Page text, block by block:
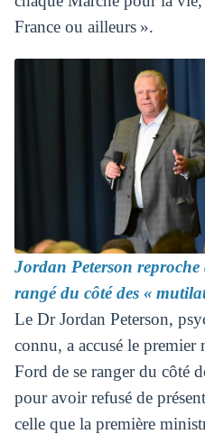
France ou ailleurs ».
Jordan Peterson reproche
rangé du côté des «
Le Dr Jordan Peterson,
connu, a accusé le
Ford de se ranger du côté
pour avoir refusé de
celle que la première